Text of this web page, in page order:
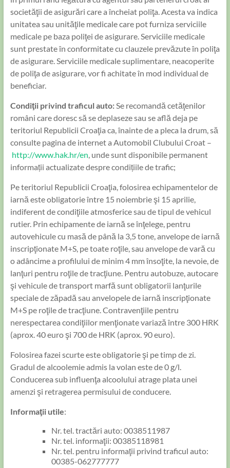
societăţii de asigurări care a încheiat poliţa. Acesta va indica
unitatea sau unităţile medicale care pot furniza serviciile
medicale pe baza poliţei de asigurare. Serviciile medicale
sunt prestate în conformitate cu clauzele prevăzute în poliţa
de asigurare. Serviciile medicale suplimentare, neacoperite
de poliţa de asigurare, vor fi achitate în mod individual de
beneficiar.
Condiţii privind traficul auto:Se recomandă cetăţenilor
români care doresc să se deplaseze sau se află deja pe
teritoriul Republicii Croaţia ca, înainte de a pleca la drum, să
consulte pagina de internet a Automobil Clubului Croat –
http://www.hak.hr/en, unde sunt disponibile permanent
informații actualizate despre condițiile de trafic;
Pe teritoriul Republicii Croaţia, folosirea echipamentelor de
iarnă este obligatorie între 15 noiembrie şi 15 aprilie,
indiferent de condiţiile atmosferice sau de tipul de vehicul
rutier. Prin echipamente de iarnă se înţelege, pentru
autovehicule cu masă de până la 3,5 tone, anvelope de iarnă
inscripţionate M+S, pe toate roţile, sau anvelope de vară cu
o adâncime a profilului de minim 4 mm însoţite, la nevoie, de
lanţuri pentru roţile de tracţiune. Pentru autobuze, autocare
şi vehicule de transport marfă sunt obligatorii lanţurile
speciale de zăpadă sau anvelopele de iarnă inscripţionate
M+S pe roţile de tracţiune. Contravenţiile pentru
nerespectarea condiţiilor menţionate variază între 300 HRK
(aprox. 40 euro şi 700 de HRK (aprox. 90 euro).
Folosirea fazei scurte este obligatorie şi pe timp de zi.
Gradul de alcoolemie admis la volan este de 0 g/l.
Conducerea sub influenţa alcoolului atrage plata unei
amenzi şi retragerea permisului de conducere.
Informaţii utile:
Nr. tel. tractări auto: 0038511987
Nr. tel. informaţii: 00385118981
Nr. tel. pentru informaţii privind traficul auto:
00385-062777777